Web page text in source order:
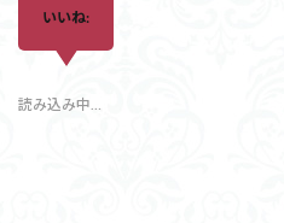
いいね:
読み込み中…